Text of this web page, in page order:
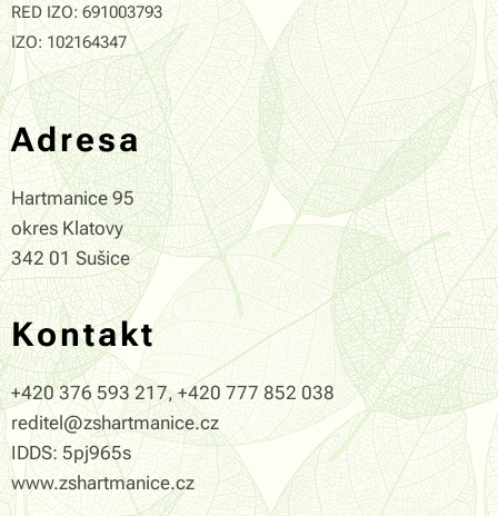
RED IZO: 691003793
IZO: 102164347
Adresa
Hartmanice 95
okres Klatovy
342 01 Sušice
Kontakt
+420 376 593 217, +420 777 852 038
reditel@zshartmanice.cz
IDDS: 5pj965s
www.zshartmanice.cz